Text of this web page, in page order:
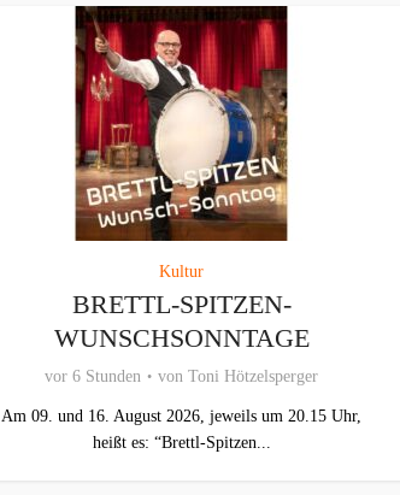
Kultur
BRETTL-SPITZEN-
WUNSCHSONNTAGE
vor 6 Stunden von Toni Hötzelsperger
Am 09. und 16. August 2026, jeweils um 20.15 Uhr,
heißt es: “Brettl-Spitzen...